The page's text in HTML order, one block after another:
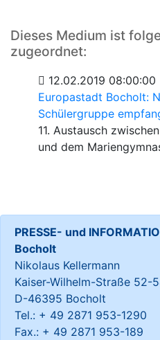
Dieses Medium ist
zugeordnet:
12.02.2019 08:00:00
Europastadt Bocholt:
Schülergruppe
11. Austausch
und dem
PRESSE- und
Bocholt
Nikolaus Kellermann
Kaiser-Wilhelm-Straße 52-
D-46395 Bocholt
Tel.: + 49 2871 953-1290
Fax.: + 49 2871 953-189